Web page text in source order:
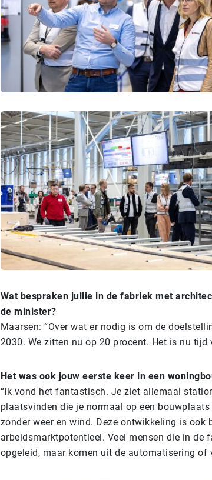
Wat bespraken jullie in de fabriek met
de minister?
Maarsen: “Over wat er nodig is om de
2030. We zitten nu op 20 procent. Het is nu tijd
Het was ook jouw eerste keer in een
“Ik vond het fantastisch. Je ziet allemaal
plaatsvinden die je normaal op een
zonder weer en wind. Deze ontwikkeling is ook
arbeidsmarktpotentieel. Veel mensen die in de
opgeleid, maar komen uit de automatisering of